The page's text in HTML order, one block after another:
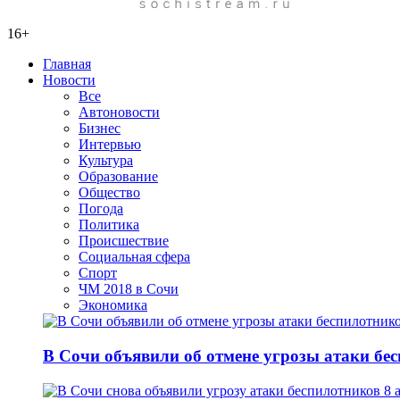
16+
Главная
Новости
Все
Автоновости
Бизнес
Интервью
Культура
Образование
Общество
Погода
Политика
Происшествие
Социальная сфера
Спорт
ЧМ 2018 в Сочи
Экономика
В Сочи объявили об отмене угрозы атаки